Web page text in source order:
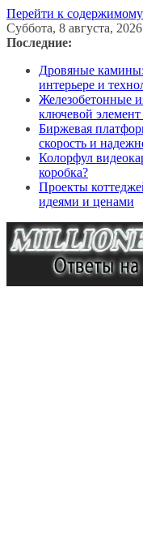
Перейти к содержимому
Суббота, 8 августа, 2026
Последние:
Дровяные
интерьере и
Железобетонные
ключевой элемент
Биржевая
скорость и
Колорфул
коробка?
Проекты
идеями и ценами